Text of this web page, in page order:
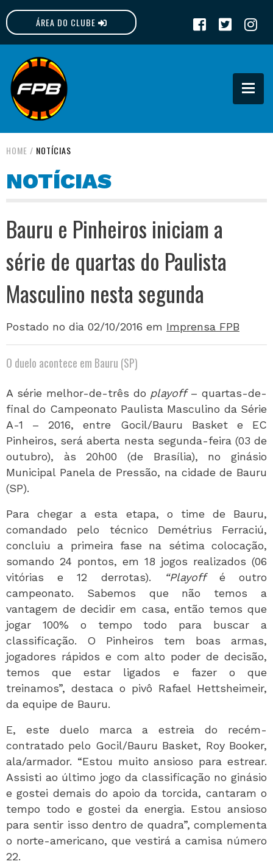
ÁREA DO CLUBE
FPB
HOME / NOTÍCIAS
NOTÍCIAS
Bauru e Pinheiros iniciam a
série de quartas do Paulista
Masculino nesta segunda
Postado no dia 02/10/2016 em Imprensa FPB
O duelo acontece em Bauru (SP)
A série melhor-de-três do playoff– quartas-de-
final do Campeonato Paulista Masculino da Série
A-1 – 2016, entre Gocil/Bauru Basket e EC
Pinheiros, será aberta nesta segunda-feira (03 de
outubro), às 20h00 (de Brasília), no ginásio
Municipal Panela de Pressão, na cidade de Bauru
(SP).
Para chegar a esta etapa, o time de Bauru,
comandado pelo técnico Demétrius Ferraciú,
concluiu a primeira fase na sétima colocação,
somando 24 pontos, em 18 jogos realizados (06
vitórias e 12 derrotas).
“Playoffé outro
campeonato. Sabemos que não temos a
vantagem de decidir em casa, então temos que
jogar 100% o tempo todo para buscar a
classificação. O Pinheiros tem boas armas,
jogadores rápidos e com alto poder de decisão,
temos que estar ligados e fazer o que
treinamos”, destaca o pivô Rafael Hettsheimeir,
da equipe de Bauru.
E, este duelo marca a estreia do recém-
contratado pelo Gocil/Bauru Basket, Roy Booker,
ala/armador. “Estou muito ansioso para estrear.
Assisti ao último jogo da classificação no ginásio
e gostei demais do apoio da torcida, cantaram o
tempo todo e gostei da energia. Estou ansioso
para sentir isso dentro de quadra”, complementa
o norte-americano, que vestirá a camisa número
22.